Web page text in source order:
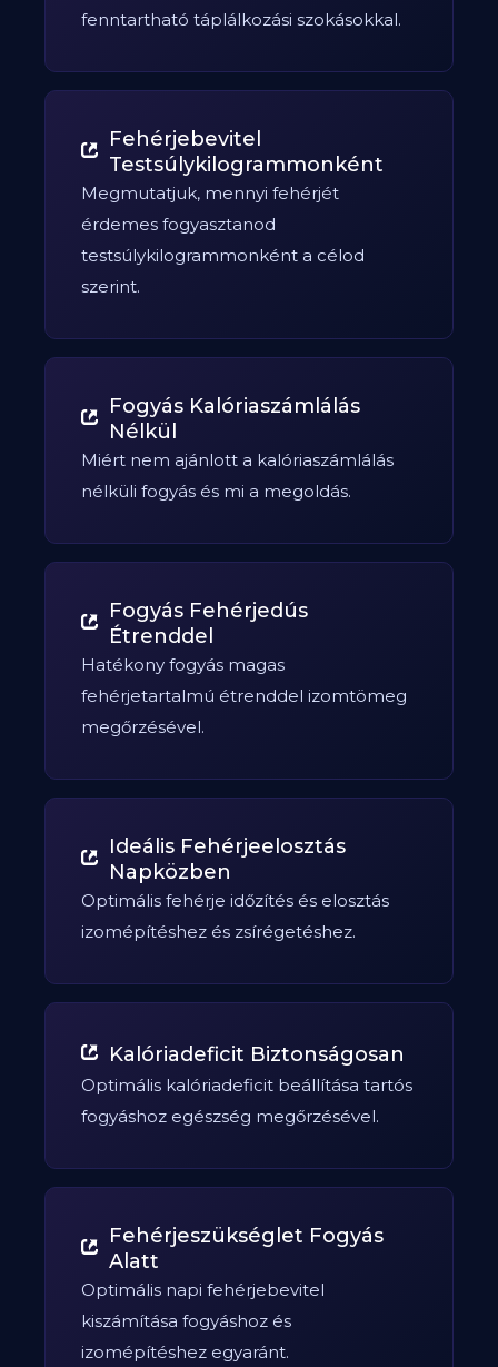
fenntartható táplálkozási szokásokkal.
Fehérjebevitel
Testsúlykilogrammonként
Megmutatjuk, mennyi fehérjét
érdemes fogyasztanod
testsúlykilogrammonként a célod
szerint.
Fogyás Kalóriaszámlálás
Nélkül
Miért nem ajánlott a kalóriaszámlálás
nélküli fogyás és mi a megoldás.
Fogyás Fehérjedús
Étrenddel
Hatékony fogyás magas
fehérjetartalmú étrenddel izomtömeg
megőrzésével.
Ideális Fehérjeelosztás
Napközben
Optimális fehérje időzítés és elosztás
izomépítéshez és zsírégetéshez.
Kalóriadeficit Biztonságosan
Optimális kalóriadeficit beállítása tartós
fogyáshoz egészség megőrzésével.
Fehérjeszükséglet Fogyás
Alatt
Optimális napi fehérjebevitel
kiszámítása fogyáshoz és
izomépítéshez egyaránt.